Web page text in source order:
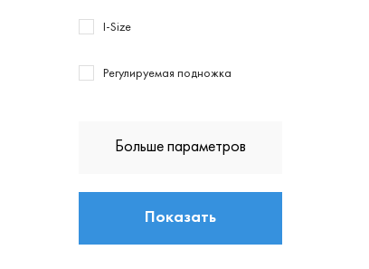
I-Size
Регулируемая подножка
Больше параметров
Показать